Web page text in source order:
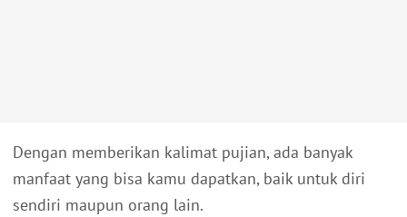
Dengan memberikan kalimat pujian, ada banyak
manfaat yang bisa kamu dapatkan, baik untuk diri
sendiri maupun orang lain.